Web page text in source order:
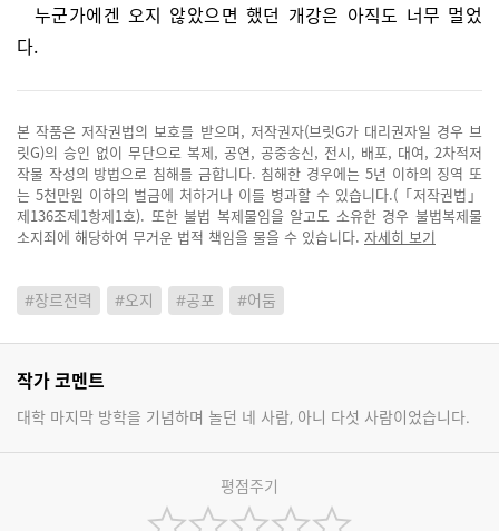
누군가에겐 오지 않았으면 했던 개강은 아직도 너무 멀었
다.
본 작품은 저작권법의 보호를 받으며, 저작권자(브릿G가 대리권자일 경우 브
릿G)의 승인 없이 무단으로 복제, 공연, 공중송신, 전시, 배포, 대여, 2차적저
작물 작성의 방법으로 침해를 금합니다. 침해한 경우에는 5년 이하의 징역 또
는 5천만원 이하의 벌금에 처하거나 이를 병과할 수 있습니다.(「저작권법」
제136조제1항제1호). 또한 불법 복제물임을 알고도 소유한 경우 불법복제물
소지죄에 해당하여 무거운 법적 책임을 물을 수 있습니다. 자세히 보기
#장르전력 #오지 #공포 #어둠
작가 코멘트
대학 마지막 방학을 기념하며 놀던 네 사람, 아니 다섯 사람이었습니다.
평점주기